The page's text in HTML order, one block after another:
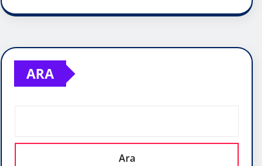
ARA
Ara